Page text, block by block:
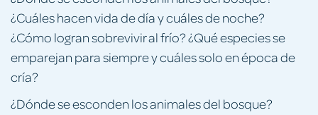
¿Cuáles hacen vida de día y cuáles de noche?
¿Cómo logran sobrevivir al frío? ¿Qué especies se
emparejan para siempre y cuáles solo en época de
cría?
¿Dónde se esconden los animales del bosque?